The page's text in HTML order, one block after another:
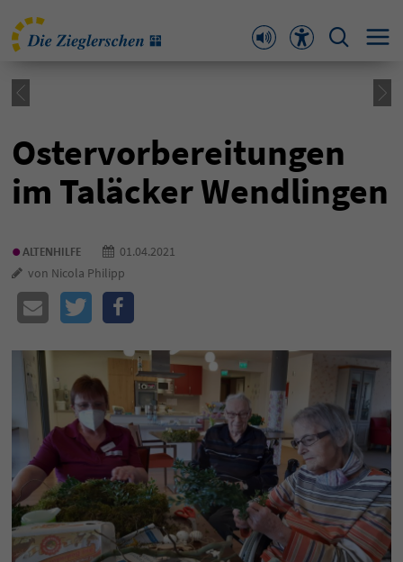
Ostervorbereitungen
im Taläcker Wendlingen
•ALTENHILFE
01.04.2021
von Nicola Philipp